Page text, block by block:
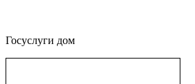
Госуслуги дом